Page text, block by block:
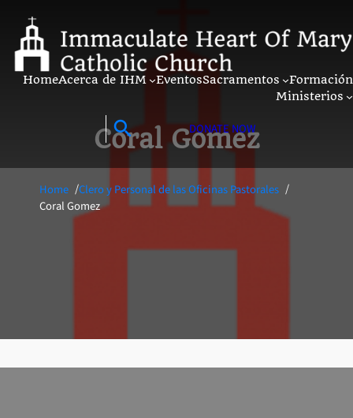
contenido
HomeAcerca de IHM EventosSacramentos
Formación
Ministerios
search
search DONATE NOW
Coral Gomez
Home /Clero y Personal de las Oficinas Pastorales /
Coral Gomez